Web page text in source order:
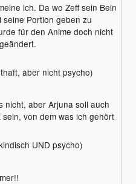
ich. Da wo Zeff sein Bein
seine Portion geben zu
für den Anime doch nicht
aber nicht psycho)
nicht, aber Arjuna soll auch
von dem was ich gehört
UND psycho)